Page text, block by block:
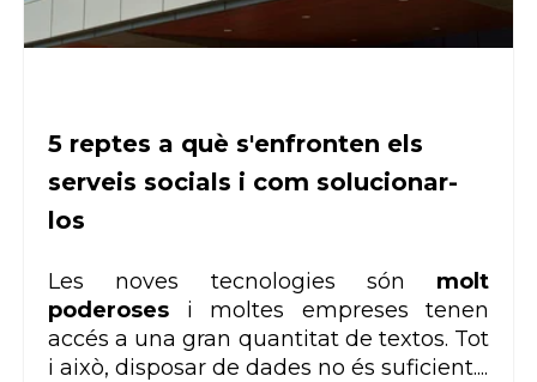
5 reptes a què s'enfronten els
serveis socials i com solucionar-
los
Les noves tecnologies són molt
poderoses i moltes empreses tenen
accés a una gran quantitat de textos. Tot
i això, disposar de dades no és suficient....